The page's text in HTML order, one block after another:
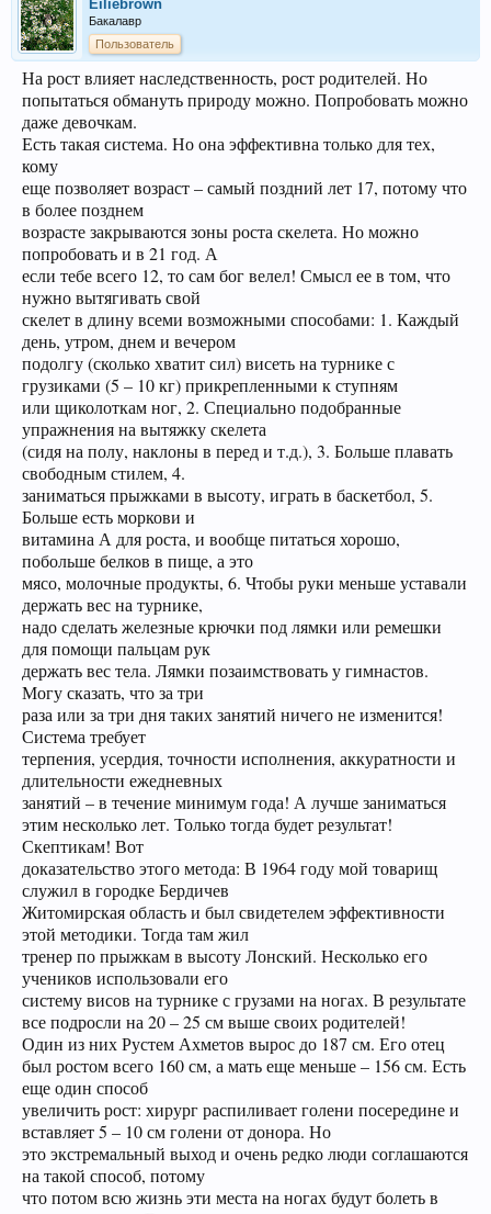
Eiliebrown
Бакалавр
Пользователь
На рост влияет наследственность, рост родителей. Но
попытаться обмануть природу можно. Попробовать можно
даже девочкам.
Есть такая система. Но она эффективна только для тех,
кому
еще позволяет возраст – самый поздний лет 17, потому что
в более позднем
возрасте закрываются зоны роста скелета. Но можно
попробовать и в 21 год. А
если тебе всего 12, то сам бог велел! Смысл ее в том, что
нужно вытягивать свой
скелет в длину всеми возможными способами: 1. Каждый
день, утром, днем и вечером
подолгу (сколько хватит сил) висеть на турнике с
грузиками (5 – 10 кг) прикрепленными к ступням
или щиколоткам ног, 2. Специально подобранные
упражнения на вытяжку скелета
(сидя на полу, наклоны в перед и т.д.), 3. Больше плавать
свободным стилем, 4.
заниматься прыжками в высоту, играть в баскетбол, 5.
Больше есть моркови и
витамина А для роста, и вообще питаться хорошо,
побольше белков в пище, а это
мясо, молочные продукты, 6. Чтобы руки меньше уставали
держать вес на турнике,
надо сделать железные крючки под лямки или ремешки
для помощи пальцам рук
держать вес тела. Лямки позаимствовать у гимнастов.
Могу сказать, что за три
раза или за три дня таких занятий ничего не изменится!
Система требует
терпения, усердия, точности исполнения, аккуратности и
длительности ежедневных
занятий – в течение минимум года! А лучше заниматься
этим несколько лет. Только тогда будет результат!
Скептикам! Вот
доказательство этого метода: В 1964 году мой товарищ
служил в городке Бердичев
Житомирская область и был свидетелем эффективности
этой методики. Тогда там жил
тренер по прыжкам в высоту Лонский. Несколько его
учеников использовали его
систему висов на турнике с грузами на ногах. В результате
все подросли на 20 – 25 см выше своих родителей!
Один из них Рустем Ахметов вырос до 187 см. Его отец
был ростом всего 160 см, а мать еще меньше – 156 см. Есть
еще один способ
увеличить рост: хирург распиливает голени посередине и
вставляет 5 – 10 см голени от донора. Но
это экстремальный выход и очень редко люди соглашаются
на такой способ, потому
что потом всю жизнь эти места на ногах будут болеть в